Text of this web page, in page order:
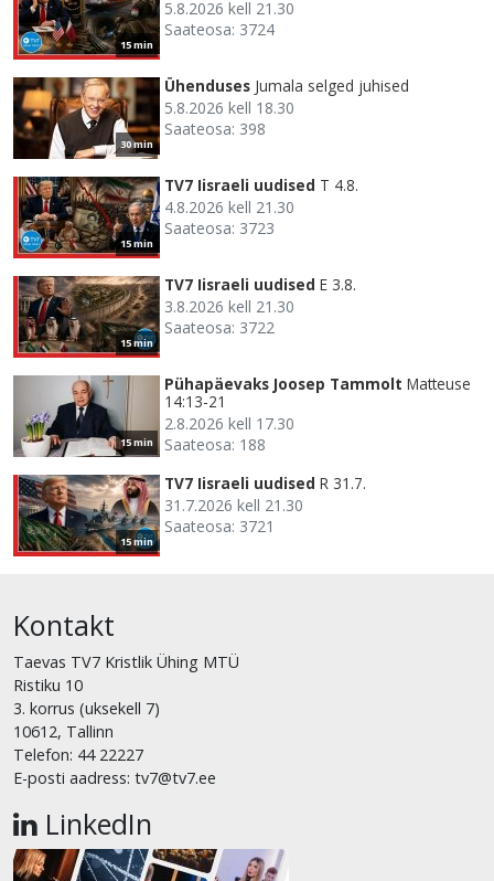
15 min
5.8.2026 kell 21.30
Saateosa: 3724
30 min
Ühenduses Jumala selged juhised
5.8.2026 kell 18.30
Saateosa: 398
15 min
TV7 Iisraeli uudised T 4.8.
4.8.2026 kell 21.30
Saateosa: 3723
15 min
TV7 Iisraeli uudised E 3.8.
3.8.2026 kell 21.30
Saateosa: 3722
15 min
Pühapäevaks Joosep Tammolt Matteuse
14:13-21
2.8.2026 kell 17.30
Saateosa: 188
15 min
TV7 Iisraeli uudised R 31.7.
31.7.2026 kell 21.30
Saateosa: 3721
Kontakt
Taevas TV7 Kristlik Ühing MTÜ
Ristiku 10
3. korrus (uksekell 7)
10612, Tallinn
Telefon: 44 22227
E-posti aadress: tv7@tv7.ee
LinkedIn